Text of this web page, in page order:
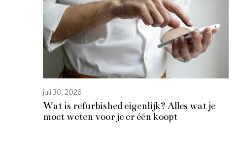
juli 30, 2026
Wat is refurbished eigenlijk? Alles wat je
moet weten voor je er één koopt